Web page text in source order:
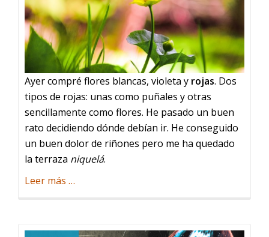
Ayer compré flores blancas, violeta y rojas. Dos
tipos de rojas: unas como puñales y otras
sencillamente como flores. He pasado un buen
rato decidiendo dónde debían ir. He conseguido
un buen dolor de riñones pero me ha quedado
la terraza niquelá.
Leer más acerca
…